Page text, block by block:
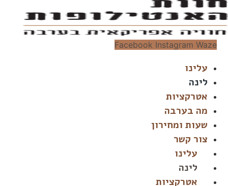
דלג
לתוכן
Facebook Instagram Waze
עלינו
לינה
אטרקציות
מה בערבה
שעות ומחירון
צור קשר
עלינו
לינה
אטרקציות